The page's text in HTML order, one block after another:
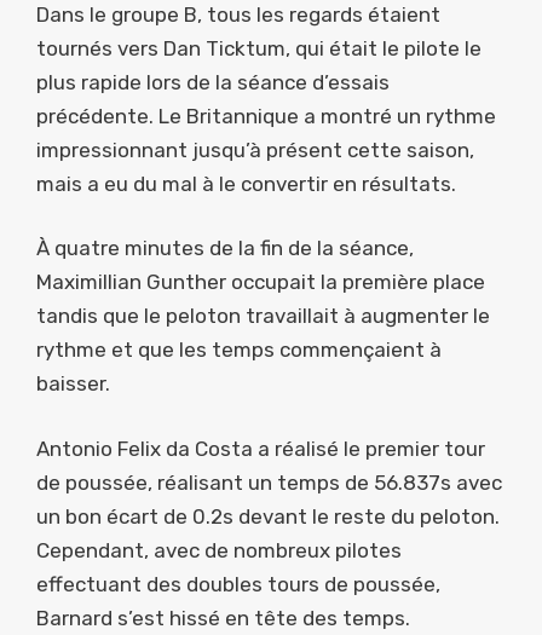
Dans le groupe B, tous les regards étaient
tournés vers Dan Ticktum, qui était le pilote le
plus rapide lors de la séance d’essais
précédente. Le Britannique a montré un rythme
impressionnant jusqu’à présent cette saison,
mais a eu du mal à le convertir en résultats.
À quatre minutes de la fin de la séance,
Maximillian Gunther occupait la première place
tandis que le peloton travaillait à augmenter le
rythme et que les temps commençaient à
baisser.
Antonio Felix da Costa a réalisé le premier tour
de poussée, réalisant un temps de 56.837s avec
un bon écart de 0.2s devant le reste du peloton.
Cependant, avec de nombreux pilotes
effectuant des doubles tours de poussée,
Barnard s’est hissé en tête des temps.